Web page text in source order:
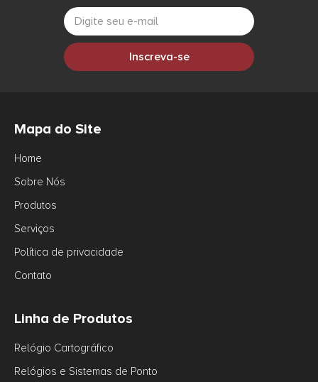
Inscreva-se
Mapa do Site
Home
Sobre Nós
Produtos
Serviços
Política de privacidade
Contato
Linha de Produtos
Relógio Cartográfico
Relógios e Sistemas de Ponto